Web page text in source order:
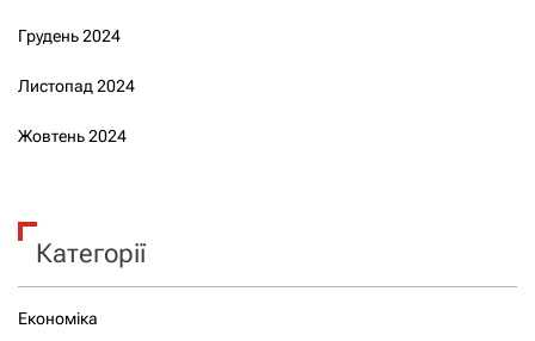
Грудень 2024
Листопад 2024
Жовтень 2024
Категорії
Економіка